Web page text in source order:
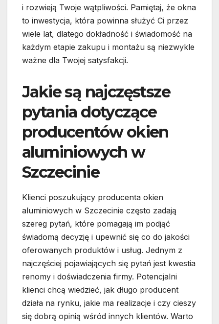
i rozwieją Twoje wątpliwości. Pamiętaj, że okna
to inwestycja, która powinna służyć Ci przez
wiele lat, dlatego dokładność i świadomość na
każdym etapie zakupu i montażu są niezwykle
ważne dla Twojej satysfakcji.
Jakie są najczęstsze
pytania dotyczące
producentów okien
aluminiowych w
Szczecinie
Klienci poszukujący producenta okien
aluminiowych w Szczecinie często zadają
szereg pytań, które pomagają im podjąć
świadomą decyzję i upewnić się co do jakości
oferowanych produktów i usług. Jednym z
najczęściej pojawiających się pytań jest kwestia
renomy i doświadczenia firmy. Potencjalni
klienci chcą wiedzieć, jak długo producent
działa na rynku, jakie ma realizacje i czy cieszy
się dobrą opinią wśród innych klientów. Warto